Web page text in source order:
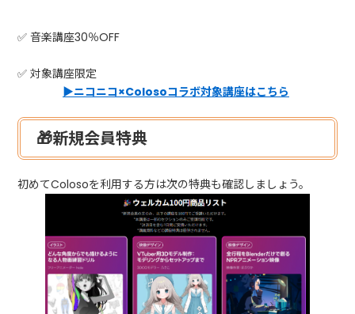
✅ 音楽講座30％OFF
✅ 対象講座限定
▶ニコニコ×Colosoコラボ対象講座はこちら
🎁新規会員特典
初めてColosoを利用する方は次の特典も確認しましょう。